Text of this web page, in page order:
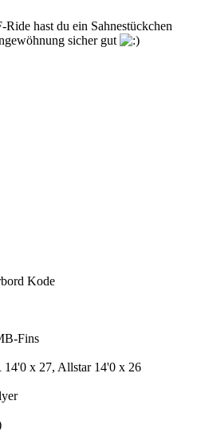
hast du ein Sahnestückchen
sicher gut
Kode
Fins
14'0 x 27, Allstar 14'0 x 26